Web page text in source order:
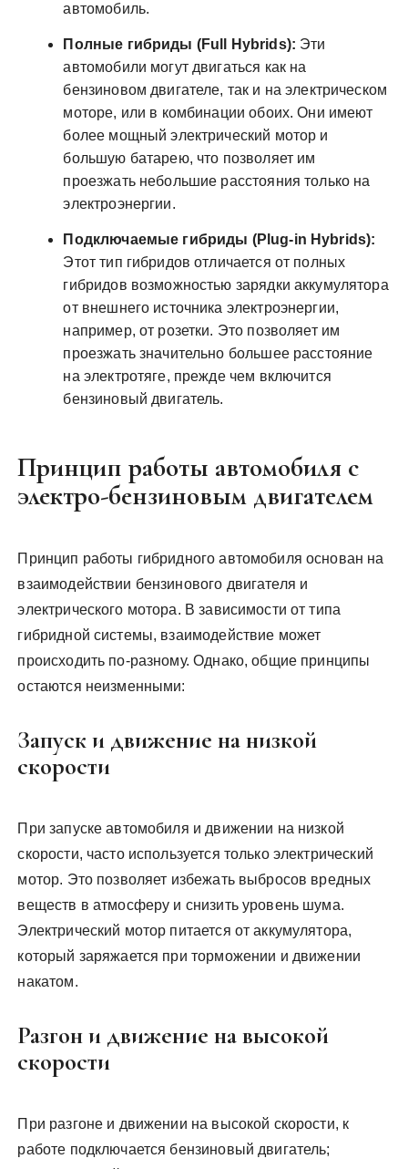
автомобиль.
Полные гибриды (Full Hybrids): Эти
автомобили могут двигаться как на
бензиновом двигателе, так и на электрическом
моторе, или в комбинации обоих. Они имеют
более мощный электрический мотор и
большую батарею, что позволяет им
проезжать небольшие расстояния только на
электроэнергии.
Подключаемые гибриды (Plug-in Hybrids):
Этот тип гибридов отличается от полных
гибридов возможностью зарядки аккумулятора
от внешнего источника электроэнергии,
например, от розетки. Это позволяет им
проезжать значительно большее расстояние
на электротяге, прежде чем включится
бензиновый двигатель.
Принцип работы автомобиля с
электро-бензиновым двигателем
Принцип работы гибридного автомобиля основан на
взаимодействии бензинового двигателя и
электрического мотора. В зависимости от типа
гибридной системы, взаимодействие может
происходить по-разному. Однако, общие принципы
остаются неизменными:
Запуск и движение на низкой
скорости
При запуске автомобиля и движении на низкой
скорости, часто используется только электрический
мотор. Это позволяет избежать выбросов вредных
веществ в атмосферу и снизить уровень шума.
Электрический мотор питается от аккумулятора,
который заряжается при торможении и движении
накатом.
Разгон и движение на высокой
скорости
При разгоне и движении на высокой скорости, к
работе подключается бензиновый двигатель;